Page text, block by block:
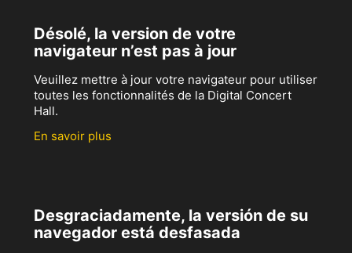
Désolé, la version de votre
navigateur n’est pas à jour
Veuillez mettre à jour votre navigateur pour utiliser
toutes les fonctionnalités de la Digital Concert
Hall.
En savoir plus
Desgraciadamente, la versión de su
navegador está desfasada